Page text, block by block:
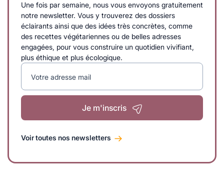
Une fois par semaine, nous vous envoyons gratuitement
notre newsletter. Vous y trouverez des dossiers
éclairants ainsi que des idées très concrètes, comme
des recettes végétariennes ou de belles adresses
engagées, pour vous construire un quotidien vivifiant,
plus éthique et plus écologique.
Votre adresse mail
Je m'inscris
Voir toutes nos newsletters